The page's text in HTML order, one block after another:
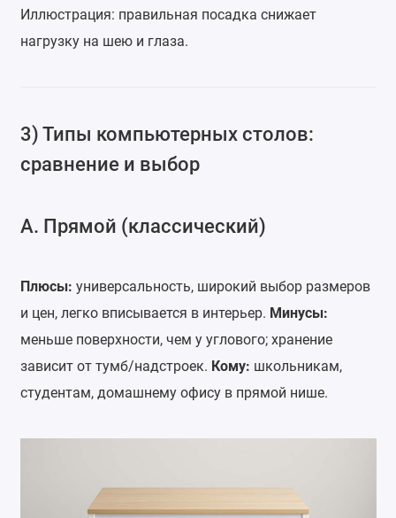
Иллюстрация: правильная посадка снижает
нагрузку на шею и глаза.
3) Типы компьютерных столов:
сравнение и выбор
А. Прямой (классический)
Плюсы: универсальность, широкий выбор размеров
и цен, легко вписывается в интерьер. Минусы:
меньше поверхности, чем у углового; хранение
зависит от тумб/надстроек. Кому: школьникам,
студентам, домашнему офису в прямой нише.